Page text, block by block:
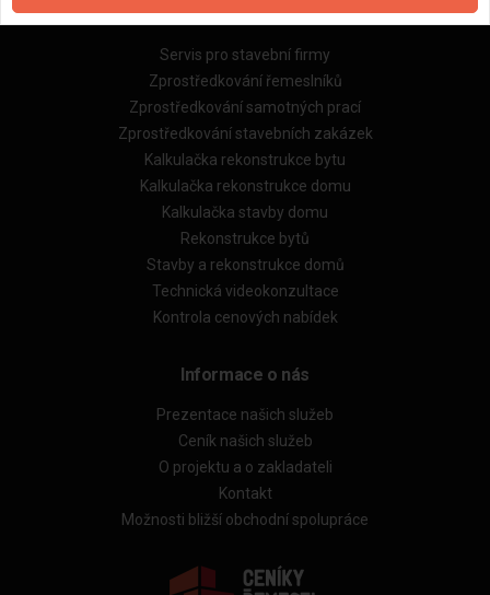
Naše služby
Servis pro stavební firmy
Zprostředkování řemeslníků
Zprostředkování samotných prací
Zprostředkování stavebních zakázek
Kalkulačka rekonstrukce bytu
Kalkulačka rekonstrukce domu
Kalkulačka stavby domu
Rekonstrukce bytů
Stavby a rekonstrukce domů
Technická videokonzultace
Kontrola cenových nabídek
Informace o nás
Prezentace našich služeb
Ceník našich služeb
O projektu a o zakladateli
Kontakt
Možnosti bližší obchodní spolupráce